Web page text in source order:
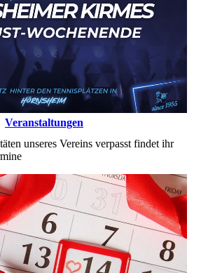
Veranstaltungen
unseres Vereins verpasst findet ihr